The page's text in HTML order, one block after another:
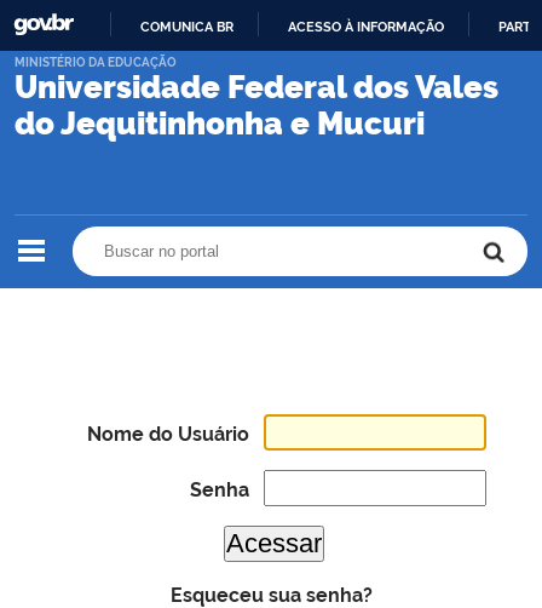
PARA
CONTEÚDO
COMUNICA BR ACESSO À INFORMAÇÃO
Universidade Federal dos Vales
do Jequitinhonha e Mucuri
MINISTÉRIO DA EDUCAÇÃO
Nome do Usuário
Senha
Esqueceu sua senha?